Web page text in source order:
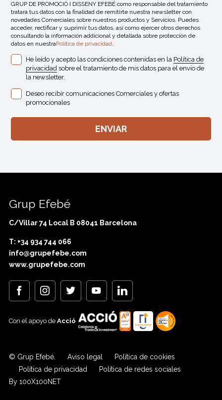
GRUP DE PROMOCIÓ I DISSENY EFEBÉ como responsable del tratamiento
tratará tus datos con la finalidad de remitirte nuestra newsletter con
novedades Comerciales sobre nuestros productos y Servicios. Puedes
acceder, rectificar y suprimir tus datos, así como ejercer otros derechos
consultando la información addicional y detallada sobre protección de
datos en nuestraPolítica de privacidad.
He leído y acepto las condiciones contenidas en la Política de
privacidad sobre el tratamiento de mis datos para el envio de
la newsletter.
Deseo recibir comunicaciones Comerciales y ofertas
promocionales
Grup Efebé
C/Villar 74 Local B 08041 Barcelona
T: +34 934 744 066
info@grupefebe.com
www.grupefebe.com
Con el apoyo de Acció
© Grup Efebé. Aviso legal
Política de cookies
Política de privacidad
Política de redes sociales
By 100X100NET